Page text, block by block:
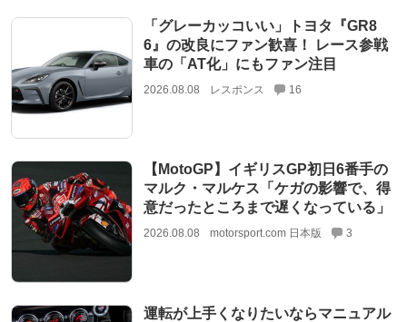
「グレーカッコいい」トヨタ『GR8
6』の改良にファン歓喜！ レース参戦
車の「AT化」にもファン注目
2026.08.08 レスポンス 16
【MotoGP】イギリスGP初日6番手の
マルク・マルケス「ケガの影響で、得
意だったところまで遅くなっている」
2026.08.08 motorsport.com 日本版 3
運転が上手くなりたいならマニュアル